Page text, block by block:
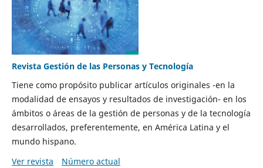
Revista Gestión de las Personas y Tecnología
Tiene como propósito publicar artículos originales -en la
modalidad de ensayos y resultados de investigación- en los
ámbitos o áreas de la gestión de personas y de la tecnología
desarrollados, preferentemente, en América Latina y el
mundo hispano.
Ver revista
Número actual